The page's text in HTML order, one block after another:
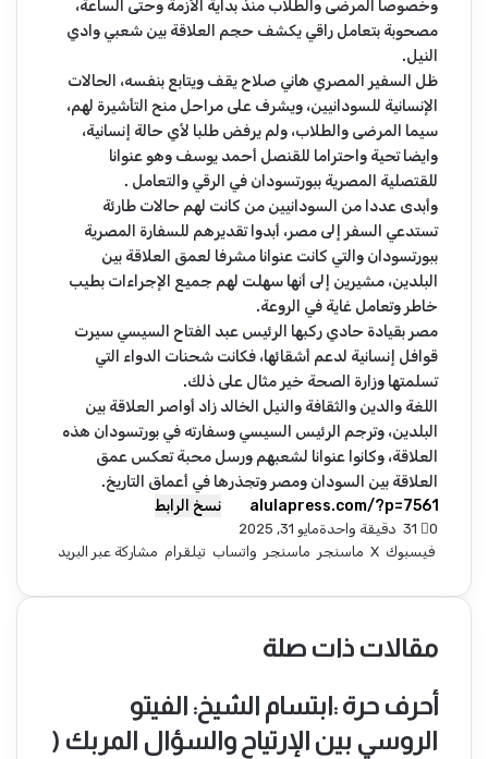
وخصوصا المرضى والطلاب منذ بداية الأزمة وحتى الساعة،
مصحوبة بتعامل راقي يكشف حجم العلاقة بين شعبي وادي
النيل.
ظل السفير المصري هاني صلاح يقف ويتابع بنفسه، الحالات
الإنسانية للسودانيين، ويشرف على مراحل منح التأشيرة لهم،
سيما المرضى والطلاب، ولم يرفض طلبا لأي حالة إنسانية،
وايضا تحية واحتراما للقنصل أحمد يوسف وهو عنوانا
للقتصلية المصرية ببورتسودان في الرقي والتعامل .
وأبدى عددا من السودانيين من كانت لهم حالات طارئة
تستدعي السفر إلى مصر، أبدوا تقديرهم للسفارة المصرية
ببورتسودان والتي كانت عنوانا مشرفا لعمق العلاقة بين
البلدين، مشيرين إلى أنها سهلت لهم جميع الإجراءات بطيب
خاطر وتعامل غاية في الروعة.
مصر بقيادة حادي ركبها الرئيس عبد الفتاح السيسي سيرت
قوافل إنسانية لدعم أشقائها، فكانت شحنات الدواء التي
تسلمتها وزارة الصحة خير مثال على ذلك.
اللغة والدين والثقافة والنيل الخالد زاد أواصر العلاقة بين
البلدين، وترجم الرئيس السيسي وسفارته في بورتسودان هذه
العلاقة، وكانوا عنوانا لشعبهم ورسل محبة تعكس عمق
العلاقة بين السودان ومصر وتجذرها في أعماق التاريخ.
نسخ الرابط
مايو 31, 2025 0
دقيقة واحدة
فيسبوك ‫X ماسنجر ماسنجر واتساب تيلقرام مشاركة عبر البريد
مقالات ذات صلة
أحرف حرة :ابتسام الشيخ: الفيتو
الروسي بين الإرتياح والسؤال المربك (